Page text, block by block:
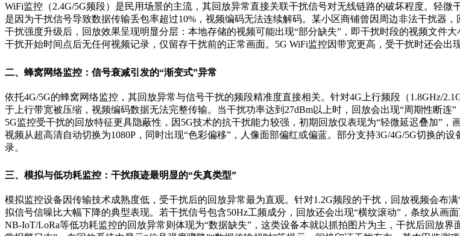
WiFi监控（2.4G/5G频段）是民用场景的主流，其回放异常直接关联干扰信号对无线链路的破坏程度。轻
是因为干扰信号导致数据传输丢包率超过10%，视频编码无法连续解码。某小区商铺曾因周边非法干扰器
干扰强度升级后，回放效果呈现明显分层：本地存储的视频可能出现“部分缺失”，即干扰时段的视频文件
干扰开始时间点后无任何视频记录，仅留存干扰前的正常画面。5G WiFi监控因带宽更高，受干扰时还会出
二、蜂窝网络监控：信号衰减引发的“渐变式”异常
依托4G/5G的蜂窝网络监控，其回放异常与信号干扰的频段精准度直接相关。针对4G上行频段（1.8GHz/
于上行带宽被压缩，视频编码数据无法完整传输。当干扰功率达到27dBm以上时，回放会出现“周期性断连
5G监控受干扰的回放特征更具隐蔽性，因5G技术的抗干扰能力较强，初期回放仅表现为“轻微延迟叠加”
视频从超高清自动切换为1080P，同时出现“色彩偏移”，人像面部偏红或偏蓝。部分支持3G/4G/5G切换的
录。
三、模拟与低功耗监控：干扰痕迹最明显的“失真类型”
模拟监控设备因传输技术成熟度低，受干扰后的回放异常最为直观。针对1.2G频段的干扰，回放视频会布
拟信号信噪比大幅下降的典型表现。若干扰信号包含50Hz工频成分，回放还会出现“横纹滚动”，条纹从画
NB-IoT/LoRa等低功耗监控的回放异常则体现为“数据缺失”，这类设备本就以抓拍图片为主，干扰后回放